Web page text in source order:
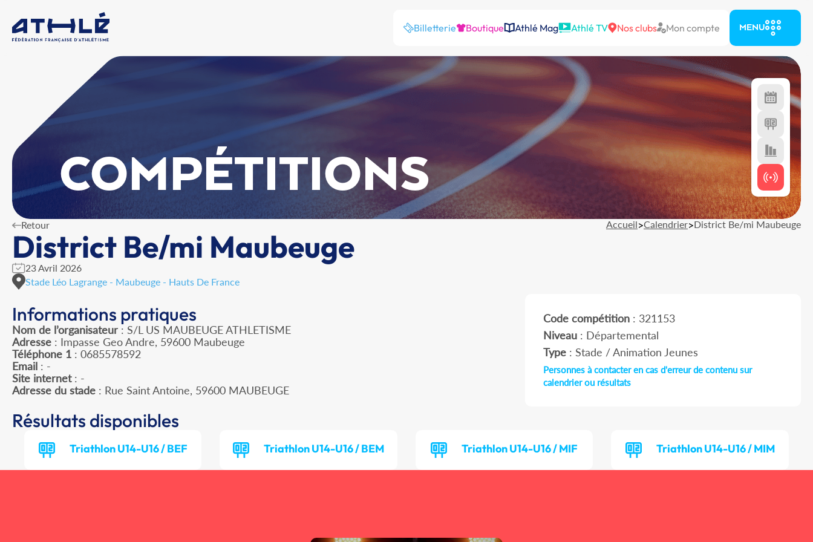
Billetterie Boutique Athlé Mag Athlé TV Nos clubs Mon compte MENU
COMPÉTITIONS
Retour Accueil>Calendrier>District Be/mi Maubeuge
District Be/mi Maubeuge
23 Avril 2026
Stade Léo Lagrange - Maubeuge - Hauts De France
Informations pratiques
Nom de l’organisateur : S/L US MAUBEUGE ATHLETISME
Adresse : Impasse Geo Andre, 59600 Maubeuge
Téléphone 1 : 0685578592
Email : -
Site internet: -
Adresse du stade : Rue Saint Antoine, 59600 MAUBEUGE
Code compétition: 321153
Niveau: Départemental
Type: Stade / Animation Jeunes
Personnes à contacter en cas d'erreur de contenu sur
calendrier ou résultats
Résultats disponibles
Triathlon U14-U16 / BEF Triathlon U14-U16 / BEM Triathlon U14-U16 / MIF Triathlon U14-U16 / MIM